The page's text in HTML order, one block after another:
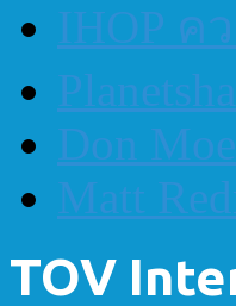
IHOP ค
Don
Matt
TOV